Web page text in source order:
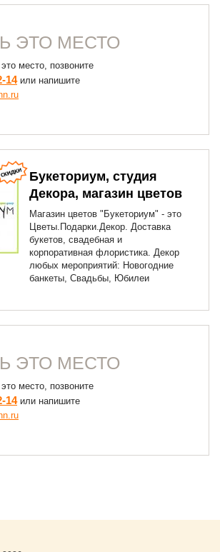
ЭТО МЕСТО
место, позвоните
14или напишите
Букеториум, студия
Декора, магазин цветов
Магазин цветов "Букеториум" - это
Цветы.Подарки.Декор. Доставка
букетов, свадебная и
корпоративная флористика. Декор
любых мероприятий: Новогодние
банкеты, Свадьбы, Юбилеи
ЭТО МЕСТО
место, позвоните
14или напишите